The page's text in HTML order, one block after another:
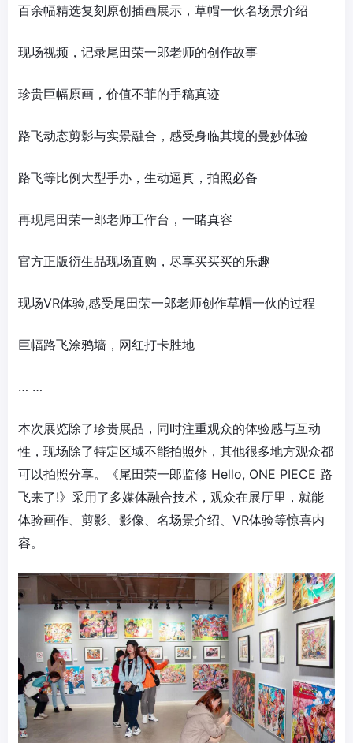
百余幅精选复刻原创插画展示，草帽一伙名场景介绍
现场视频，记录尾田荣一郎老师的创作故事
珍贵巨幅原画，价值不菲的手稿真迹
路飞动态剪影与实景融合，感受身临其境的曼妙体验
路飞等比例大型手办，生动逼真，拍照必备
再现尾田荣一郎老师工作台，一睹真容
官方正版衍生品现场直购，尽享买买买的乐趣
现场VR体验,感受尾田荣一郎老师创作草帽一伙的过程
巨幅路飞涂鸦墙，网红打卡胜地
… …
本次展览除了珍贵展品，同时注重观众的体验感与互动
性，现场除了特定区域不能拍照外，其他很多地方观众都
可以拍照分享。《尾田荣一郎监修 Hello, ONE PIECE 路
飞来了!》采用了多媒体融合技术，观众在展厅里，就能
体验画作、剪影、影像、名场景介绍、VR体验等惊喜内
容。